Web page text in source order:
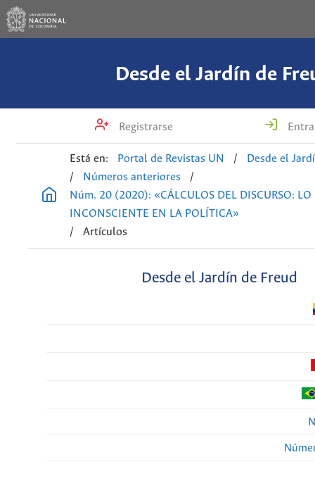
Desde el Jardín de
Registrarse
Está en: Portal de Revistas UN /
Desde el
/
Números anteriores
/
Núm. 20 (2020): «CÁLCULOS DEL DISCURSO: LO
INCONSCIENTE EN LA POLÍTICA»
/
Artículos
Desde el Jardín de Freud